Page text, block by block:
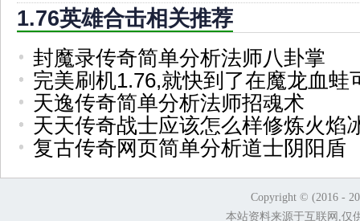
1.76英雄合击相关推荐
封魔录传奇简单分析法师八卦掌
完美刷机1.76,就快到了在魔龙血蛙
天逸传奇简单分析法师招魂术
天天传奇战士应该怎么样修炼火焰
复古传奇网页简单分析道士阴阳盾
Copyright © (2016 -
本站资料来源于互联网,仅